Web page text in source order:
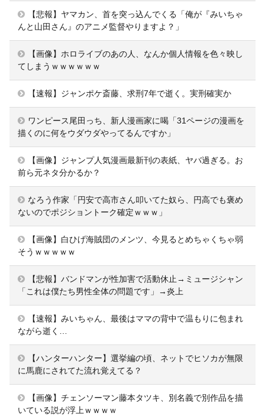
【悲報】ヤマカン、首を突っ込んでくる「俺が『みいちゃ
んと山田さん』のアニメ監督やりますよ？」
【画像】ホロライブのあの人、なんか個人情報を色々映し
てしまうｗｗｗｗｗｗ
【速報】ジャンポケ斎藤、求刑7年で逝く。実刑確実か
ワンピース尾田っち、新人漫画家に喝「31ページの漫画を
描くのに何をウダウダやってるんですか」
【画像】ジャンプ人気漫画最新刊の表紙、ヤバ過ぎる。お
前ら元ネタ分かるか？
なろう作家「円安で高市さん叩いてた奴ら、円高でも褒め
ないのでポジショントーク確定ｗｗｗ」
【画像】白ひげ海賊団のメンツ、今見るとめちゃくちゃ弱
そうｗｗｗｗｗ
【悲報】バンドマンが性加害で活動休止→ミュージシャン
「これは僕たち男性全体の問題です」→炎上
【速報】みいちゃん、最後はママの背中で温もりに包まれ
ながら逝く…
【ハンターハンター】選挙編の頃、ネットでヒソカが無限
に馬鹿にされてた流れ覚えてる？
【画像】チェンソーマン藤本タツキ、別名義で別作品を描
いている説が浮上ｗｗｗｗ